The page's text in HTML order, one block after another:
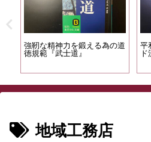
強靭な精神力を鍛える為の道
徳規範『武士道』
平
地域工務店